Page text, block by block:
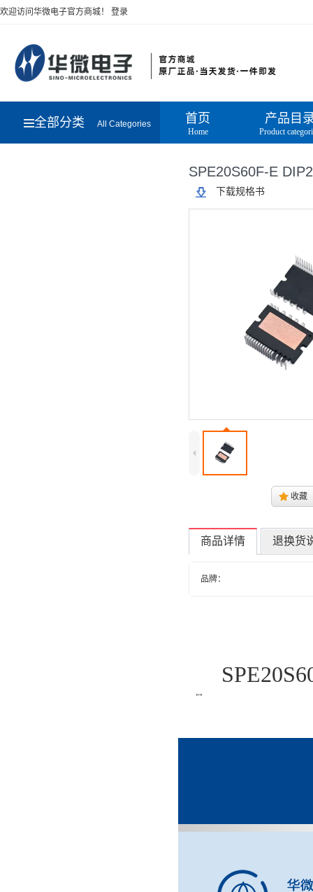
欢迎访问华微电子官方商城！ 登录
全部分类 All Categories 首页
Home
产品目
Product
SPE20S60F-E
下载规格书
4
. 收藏
商品详情 退换货
品牌：
""